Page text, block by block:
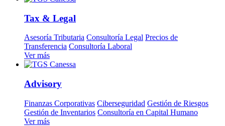
Tax & Legal
Asesoría Tributaria Consultoría Legal Precios de
Transferencia Consultoría Laboral
Ver más
Advisory
Finanzas Corporativas Ciberseguridad Gestión de Riesgos
Gestión de Inventarios Consultoría en Capital Humano
Ver más